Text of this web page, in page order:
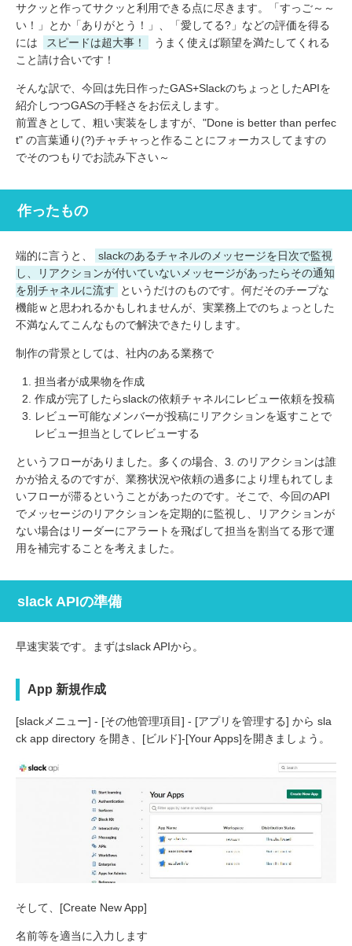
サクッと作ってサクッと利用できる点に尽きます。「すっご～～
い！」とか「ありがとう！」、「愛してる?」などの評価を得る
には
スピードは超大事！
うまく使えば願望を満たしてくれる
こと請け合いです！
そんな訳で、今回は先日作ったGAS+SlackのちょっとしたAPIを
紹介しつつGASの手軽さをお伝えします。
前置きとして、粗い実装をしますが、"Done is better than perfec
t" の言葉通り(?)チャチャっと作ることにフォーカスしてますの
でそのつもりでお読み下さい～
作ったもの
端的に言うと、
slackのあるチャネルのメッセージを日次で監視
し、リアクションが付いていないメッセージがあったらその通知
を別チャネルに流す
というだけのものです。何だそのチープな
機能ｗと思われるかもしれませんが、実業務上でのちょっとした
不満なんてこんなもので解決できたりします。
制作の背景としては、社内のある業務で
担当者が成果物を作成
作成が完了したらslackの依頼チャネルにレビュー依頼を投稿
レビュー可能なメンバーが投稿にリアクションを返すことで
レビュー担当としてレビューする
というフローがありました。多くの場合、3. のリアクションは誰
かが拾えるのですが、業務状況や依頼の過多により埋もれてしま
いフローが滞るということがあったのです。そこで、今回のAPI
でメッセージのリアクションを定期的に監視し、リアクションが
ない場合はリーダーにアラートを飛ばして担当を割当てる形で運
用を補完することを考えました。
slack APIの準備
早速実装です。まずはslack APIから。
App 新規作成
[slackメニュー] - [その他管理項目] - [アプリを管理する] から sla
ck app directory を開き、[ビルド]-[Your Apps]を開きましょう。
そして、[Create New App]
名前等を適当に入力します